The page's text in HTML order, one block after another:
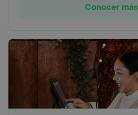
Conocer más